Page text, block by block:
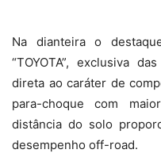
Na dianteira o
“TOYOTA”, exclusiva
direta ao caráter de
para-choque com
distância do solo
desempenho off-road.